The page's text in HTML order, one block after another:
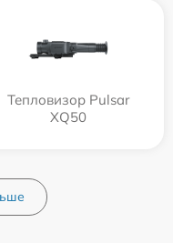
Тепловизор Pulsar
XQ50